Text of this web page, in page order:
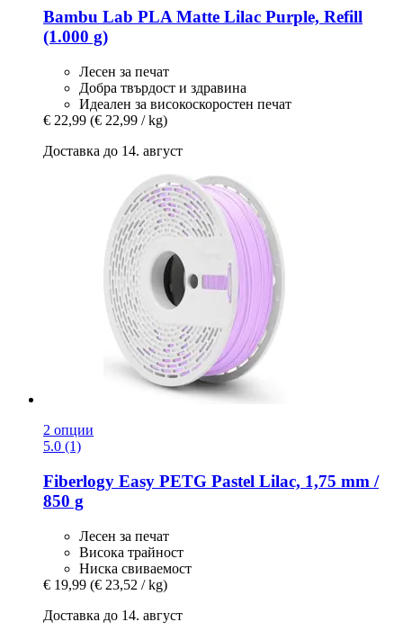
Bambu Lab PLA Matte Lilac Purple, Refill
(1.000 g)
Лесен за печат
Добра твърдост и здравина
Идеален за високоскоростен печат
€ 22,99 (€ 22,99 / kg)
Доставка до 14. август
2 опции
5.0 (1)
Fiberlogy Easy PETG Pastel Lilac, 1,75 mm /
850 g
Лесен за печат
Висока трайност
Ниска свиваемост
€ 19,99 (€ 23,52 / kg)
Доставка до 14. август